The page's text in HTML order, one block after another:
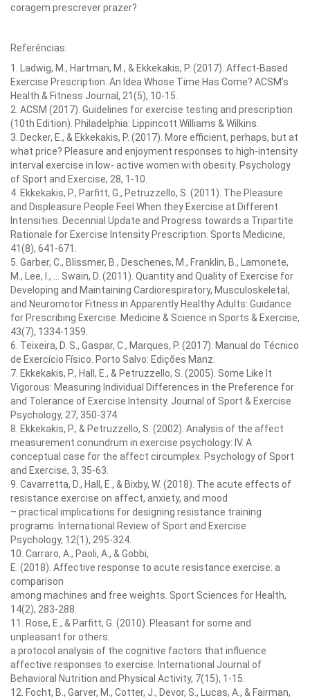
coragem prescrever prazer?
Referências:
1. Ladwig, M., Hartman, M., & Ekkekakis, P. (2017). Affect-Based
Exercise Prescription. An Idea Whose Time Has Come? ACSM’s
Health & Fitness Journal, 21(5), 10-15.
2. ACSM (2017). Guidelines for exercise testing and prescription
(10th Edition). Philadelphia: Lippincott Williams & Wilkins.
3. Decker, E., & Ekkekakis, P. (2017). More efficient, perhaps, but at
what price? Pleasure and enjoyment responses to high-intensity
interval exercise in low- active women with obesity. Psychology
of Sport and Exercise, 28, 1-10.
4. Ekkekakis, P., Parfitt, G., Petruzzello, S. (2011). The Pleasure
and Displeasure People Feel When they Exercise at Different
Intensities. Decennial Update and Progress towards a Tripartite
Rationale for Exercise Intensity Prescription. Sports Medicine,
41(8), 641-671.
5. Garber, C., Blissmer, B., Deschenes, M., Franklin, B., Lamonete,
M., Lee, I., … Swain, D. (2011). Quantity and Quality of Exercise for
Developing and Maintaining Cardiorespiratory, Musculoskeletal,
and Neuromotor Fitness in Apparently Healthy Adults: Guidance
for Prescribing Exercise. Medicine & Science in Sports & Exercise,
43(7), 1334-1359.
6. Teixeira, D. S., Gaspar, C., Marques, P. (2017). Manual do Técnico
de Exercício Físico. Porto Salvo: Edições Manz.
7. Ekkekakis, P., Hall, E., & Petruzzello, S. (2005). Some Like It
Vigorous: Measuring Individual Differences in the Preference for
and Tolerance of Exercise Intensity. Journal of Sport & Exercise
Psychology, 27, 350-374.
8. Ekkekakis, P., & Petruzzello, S. (2002). Analysis of the affect
measurement conundrum in exercise psychology: IV. A
conceptual case for the affect circumplex. Psychology of Sport
and Exercise, 3, 35-63.
9. Cavarretta, D., Hall, E., & Bixby, W. (2018). The acute effects of
resistance exercise on affect, anxiety, and mood
– practical implications for designing resistance training
programs. International Review of Sport and Exercise
Psychology, 12(1), 295-324.
10. Carraro, A., Paoli, A., & Gobbi,
E. (2018). Affective response to acute resistance exercise: a
comparison
among machines and free weights. Sport Sciences for Health,
14(2), 283-288.
11. Rose, E., & Parfitt, G. (2010). Pleasant for some and
unpleasant for others:
a protocol analysis of the cognitive factors that influence
affective responses to exercise. International Journal of
Behavioral Nutrition and Physical Activity, 7(15), 1-15.
12. Focht, B., Garver, M., Cotter, J., Devor, S., Lucas, A., & Fairman,